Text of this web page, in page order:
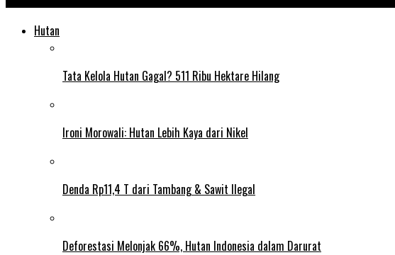
Hutan
Tata Kelola Hutan Gagal? 511 Ribu Hektare Hilang
Ironi Morowali: Hutan Lebih Kaya dari Nikel
Denda Rp11,4 T dari Tambang & Sawit Ilegal
Deforestasi Melonjak 66%, Hutan Indonesia dalam Darurat